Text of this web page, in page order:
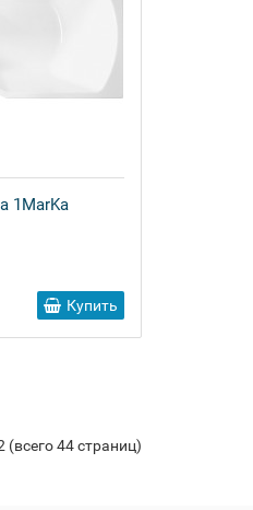
1MarKa
Купить
(всего 44 страниц)